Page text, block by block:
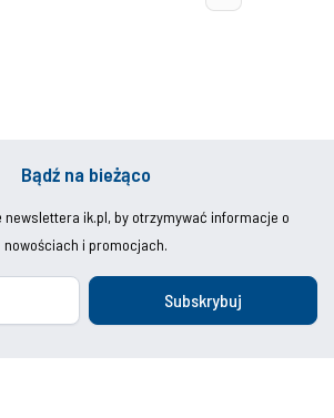
Bądź na bieżąco
newslettera ik.pl, by otrzymywać informacje o
nowościach i promocjach.
Subskrybuj